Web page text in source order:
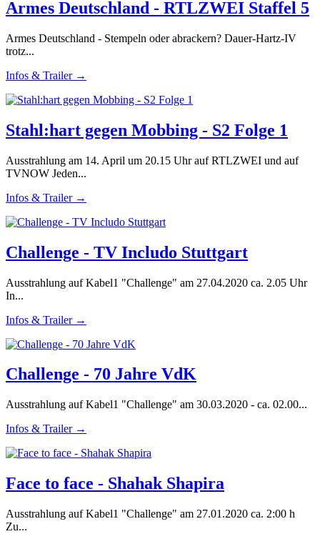
Armes Deutschland - RTLZWEI Staffel 5
Armes Deutschland - Stempeln oder abrackern? Dauer-Hartz-IV
trotz...
Infos & Trailer →
Stahl:hart gegen Mobbing - S2 Folge 1
Ausstrahlung am 14. April um 20.15 Uhr auf RTLZWEI und auf
TVNOW Jeden...
Infos & Trailer →
Challenge - TV Includo Stuttgart
Ausstrahlung auf Kabel1 "Challenge" am 27.04.2020 ca. 2.05 Uhr
In...
Infos & Trailer →
Challenge - 70 Jahre VdK
Ausstrahlung auf Kabel1 "Challenge" am 30.03.2020 - ca. 02.00...
Infos & Trailer →
Face to face - Shahak Shapira
Ausstrahlung auf Kabel1 "Challenge" am 27.01.2020 ca. 2:00 h
Zu...